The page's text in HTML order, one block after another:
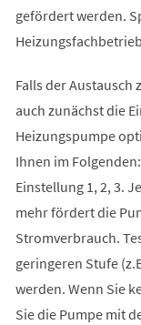
gefördert werden.
Falls der Austausch
auch zunächst die
Heizungspumpe
Ihnen im
Einstellung 1, 2, 3.
mehr fördert die
Stromverbrauch.
geringeren Stufe
werden. Wenn Sie
Sie die Pumpe mit